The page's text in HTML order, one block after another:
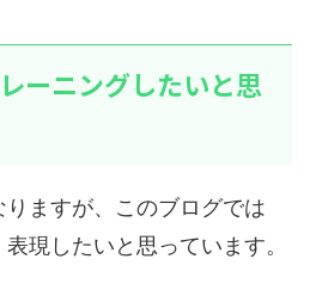
ーニングしたいと思
ますが、このブログでは
現したいと思っています。